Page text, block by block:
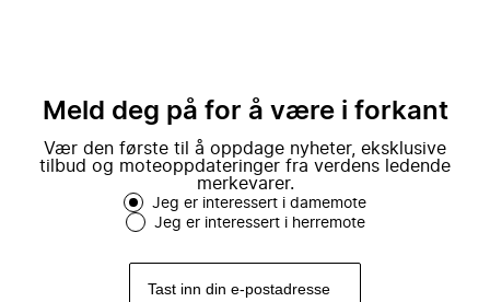
Meld deg på for å være i forkant
Vær den første til å oppdage nyheter, eksklusive
tilbud og moteoppdateringer fra verdens ledende
merkevarer.
Jeg er interessert i damemote
Jeg er interessert i herremote